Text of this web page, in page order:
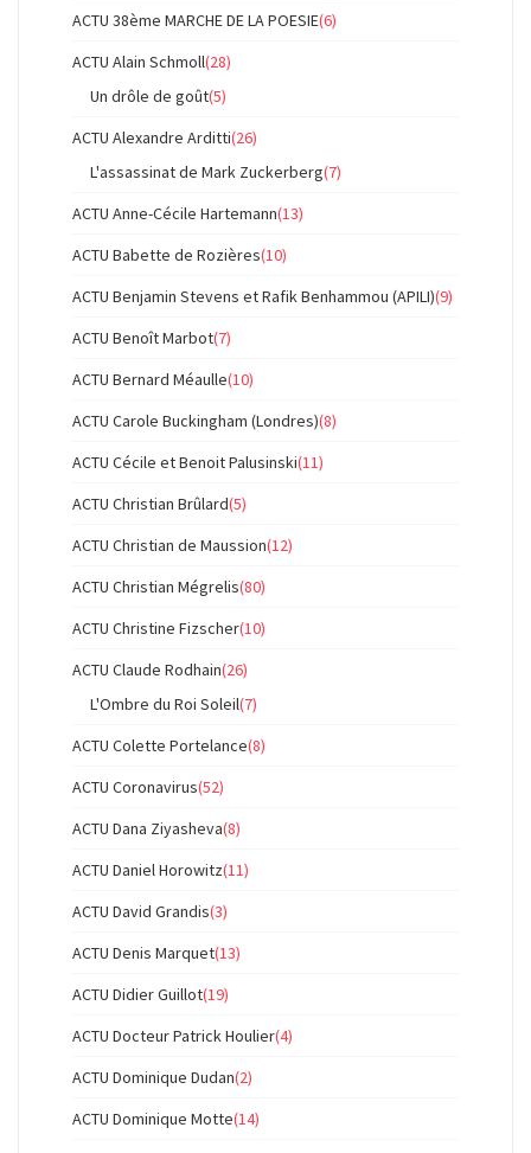
ACTU 38ème MARCHE DE LA POESIE(6)
ACTU Alain Schmoll(28)
Un drôle de goût(5)
ACTU Alexandre Arditti(26)
L'assassinat de Mark Zuckerberg(7)
ACTU Anne-Cécile Hartemann(13)
ACTU Babette de Rozières(10)
ACTU Benjamin Stevens et Rafik Benhammou (APILI)(9)
ACTU Benoît Marbot(7)
ACTU Bernard Méaulle(10)
ACTU Carole Buckingham (Londres)(8)
ACTU Cécile et Benoit Palusinski(11)
ACTU Christian Brûlard(5)
ACTU Christian de Maussion(12)
ACTU Christian Mégrelis(80)
ACTU Christine Fizscher(10)
ACTU Claude Rodhain(26)
L'Ombre du Roi Soleil(7)
ACTU Colette Portelance(8)
ACTU Coronavirus(52)
ACTU Dana Ziyasheva(8)
ACTU Daniel Horowitz(11)
ACTU David Grandis(3)
ACTU Denis Marquet(13)
ACTU Didier Guillot(19)
ACTU Docteur Patrick Houlier(4)
ACTU Dominique Dudan(2)
ACTU Dominique Motte(14)